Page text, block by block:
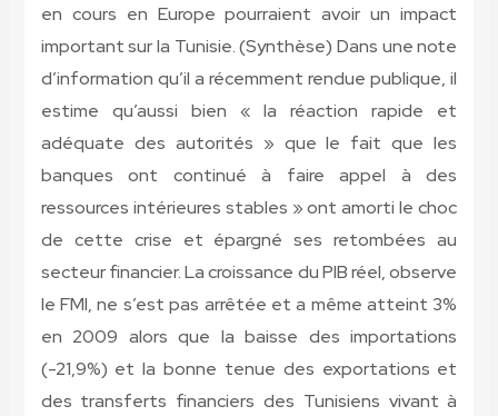
en cours en Europe pourraient avoir un impact
important sur la Tunisie. (Synthèse) Dans une note
d’information qu’il a récemment rendue publique, il
estime qu’aussi bien « la réaction rapide et
adéquate des autorités » que le fait que les
banques ont continué à faire appel à des
ressources intérieures stables » ont amorti le choc
de cette crise et épargné ses retombées au
secteur financier. La croissance du PIB réel, observe
le FMI, ne s’est pas arrêtée et a même atteint 3%
en 2009 alors que la baisse des importations
(-21,9%) et la bonne tenue des exportations et
des transferts financiers des Tunisiens vivant à